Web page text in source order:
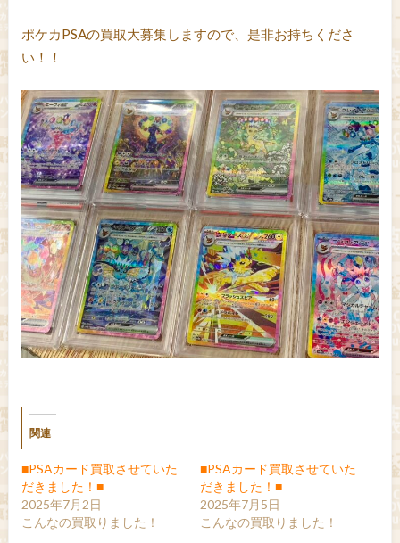
ポケカPSAの買取大募集しますので、是非お持ちくださ
い！！
関連
■PSAカード買取させていた
だきました！■
2025年7月2日
こんなの買取りました！
■PSAカード買取させていた
だきました！■
2025年7月5日
こんなの買取りました！